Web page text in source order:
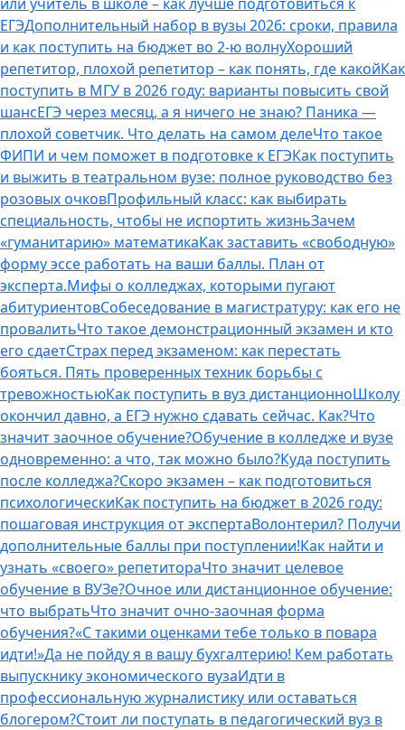
ЕГЭДополнительный набор в вузы 2026: сроки, правила
и как поступить на бюджет во 2‑ю волнуХороший
репетитор, плохой репетитор – как понять, где какойКак
поступить в МГУ в 2026 году: варианты повысить свой
шансЕГЭ через месяц, а я ничего не знаю? Паника —
плохой советчик. Что делать на самом делеЧто такое
ФИПИ и чем поможет в подготовке к ЕГЭКак поступить
и выжить в театральном вузе: полное руководство без
розовых очковПрофильный класс: как выбирать
специальность, чтобы не испортить жизньЗачем
«гуманитарию» математикаКак заставить «свободную»
форму эссе работать на ваши баллы. План от
эксперта.Мифы о колледжах, которыми пугают
абитуриентовСобеседование в магистратуру: как его не
провалитьЧто такое демонстрационный экзамен и кто
его сдаетСтрах перед экзаменом: как перестать
бояться. Пять проверенных техник борьбы с
тревожностьюКак поступить в вуз дистанционноШколу
окончил давно, а ЕГЭ нужно сдавать сейчас. Как?Что
значит заочное обучение?Обучение в колледже и вузе
одновременно: а что, так можно было?Куда поступить
после колледжа?Скоро экзамен – как подготовиться
психологическиКак поступить на бюджет в 2026 году:
пошаговая инструкция от экспертаВолонтерил? Получи
дополнительные баллы при поступлении!Как найти и
узнать «своего» репетитораЧто значит целевое
обучение в ВУЗе?Очное или дистанционное обучение:
что выбратьЧто значит очно-заочная форма
обучения?«С такими оценками тебе только в повара
идти!»Да не пойду я в вашу бухгалтерию! Кем работать
выпускнику экономического вузаИдти в
профессиональную журналистику или оставаться
блогером?Стоит ли поступать в педагогический вуз в